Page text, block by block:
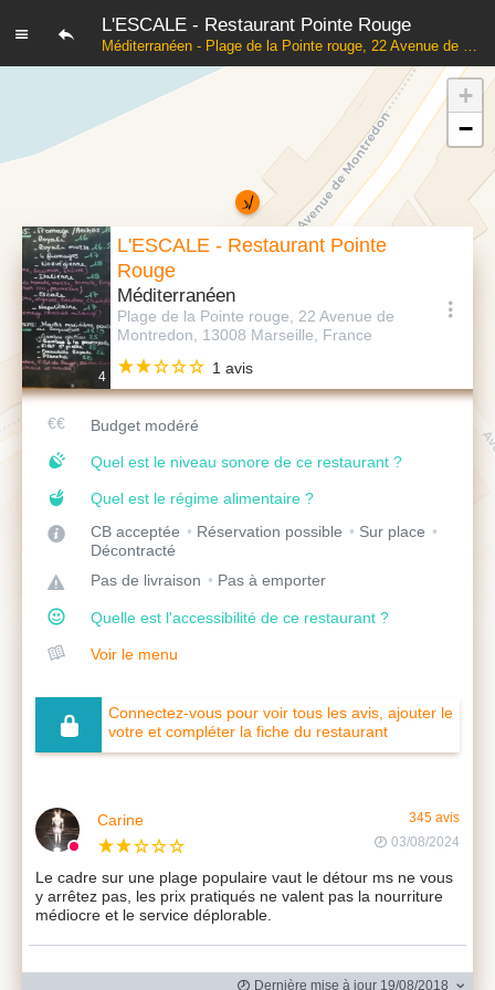
L'ESCALE - Restaurant Pointe Rouge
Méditerranéen - Plage de la Pointe rouge, 22 Avenue de Montredon, 13008 Marseille, France
4
L'ESCALE - Restaurant Pointe
Rouge
Méditerranéen
Plage de la Pointe rouge, 22 Avenue de
Montredon, 13008 Marseille, France
1 avis
Budget modéré
Quel est le niveau sonore de ce restaurant ?
Quel est le régime alimentaire ?
CB acceptée
Réservation possible
Sur place
Décontracté
Pas de livraison
Pas à emporter
Quelle est l'accessibilité de ce restaurant ?
Voir le menu
Connectez-vous pour voir tous les avis, ajouter le
votre et compléter la fiche du restaurant
Carine
345 avis
03/08/2024
Le cadre sur une plage populaire vaut le détour ms ne vous
y arrêtez pas, les prix pratiqués ne valent pas la nourriture
médiocre et le service déplorable.
Dernière mise à jour 19/08/2018
+
−